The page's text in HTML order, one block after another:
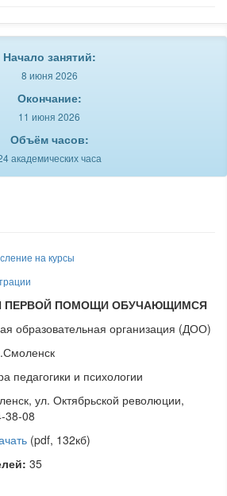
Начало занятий:
8 июня 2026
Окончание:
11 июня 2026
Объём часов:
академических часа
на курсы
ПЕРВОЙ ПОМОЩИ ОБУЧАЮЩИМСЯ
образовательная организация (ДОО)
педагогики и психологии
ул. Октябрьской революции,
38-08
(pdf, 132кб)
35